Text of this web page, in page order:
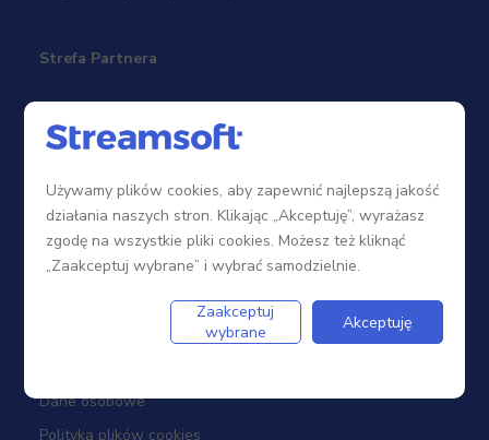
Strefa Partnera
Sieć sprzedaży
Szkolenia
Dane osobowe
Polityka plików cookies
Używamy plików cookies, aby zapewnić najlepszą jakość
działania naszych stron. Klikając „Akceptuję”, wyrażasz
zgodę na wszystkie pliki cookies. Możesz też kliknąć
„Zaakceptuj wybrane” i wybrać samodzielnie.
Zaakceptuj
wybrane
Akceptuję